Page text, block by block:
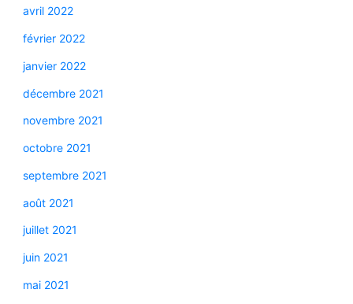
avril 2022
février 2022
janvier 2022
décembre 2021
novembre 2021
octobre 2021
septembre 2021
août 2021
juillet 2021
juin 2021
mai 2021